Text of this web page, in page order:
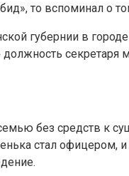
то вспоминал о
губернии в
без средств
стал офицером,